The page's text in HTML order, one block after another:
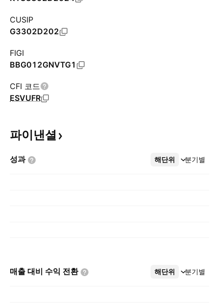
CUSIP
G3302D202
FIGI
BBG012GNVTG1
CFI 코드
ESVUFR
파이낸셜
성과 해단위 분기별
더보기
매출 대비 수익 전환 해단위 분기별
더보기